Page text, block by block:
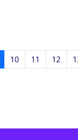
10 11 12